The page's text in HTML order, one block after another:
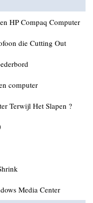
HP Compaq Computer
die Cutting Out
computer
Terwijl Het Slapen ?
Media Center